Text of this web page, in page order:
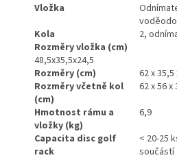
Vložka
Kola
2,
Rozměry vložka (cm)
48,5x35,5x24,5
Rozměry (cm)
62 x 35,5
Rozměry včetně kol
(cm)
62 x 56 x
Hmotnost rámu a
vložky (kg)
6,9
Capacita disc golf
rack
< 20-25
součástí